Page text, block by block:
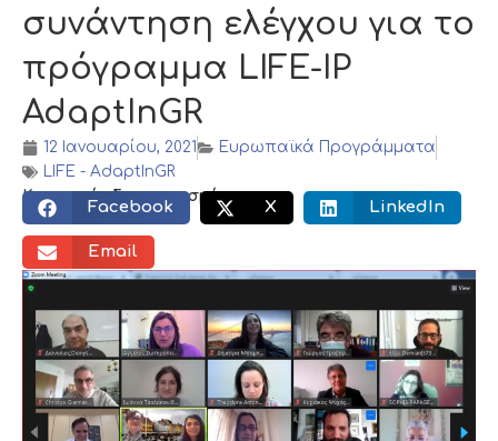
συνάντηση ελέγχου για το
πρόγραμμα LIFE-IP
AdaptInGR
12 Ιανουαρίου, 2021
Ευρωπαϊκά Προγράμματα
LIFE - AdaptInGR
Κοινωνικός διαμοιρασμός:
Facebook X LinkedIn
Email